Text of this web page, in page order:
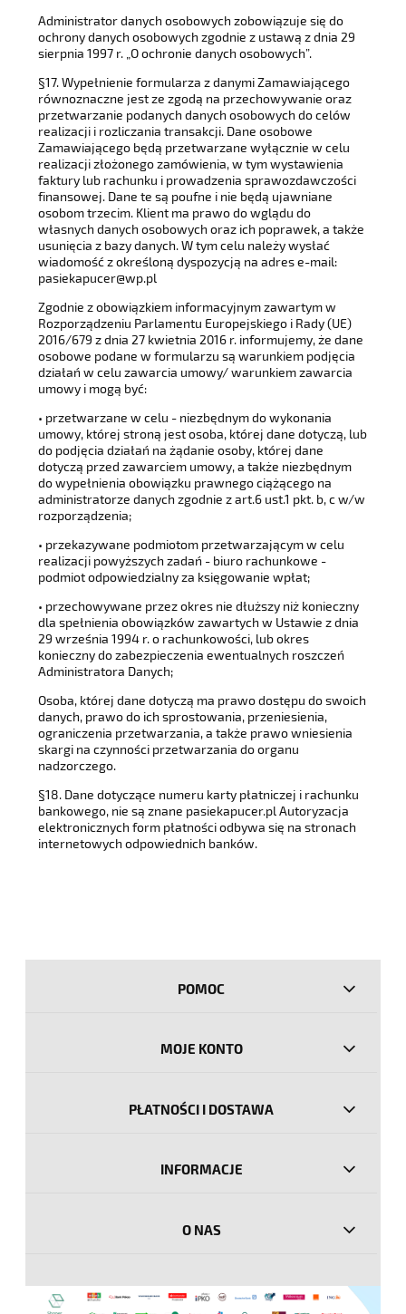
Administrator danych osobowych zobowiązuje się do
ochrony danych osobowych zgodnie z ustawą z dnia 29
sierpnia 1997 r. „O ochronie danych osobowych”.
§17. Wypełnienie formularza z danymi Zamawiającego
równoznaczne jest ze zgodą na przechowywanie oraz
przetwarzanie podanych danych osobowych do celów
realizacji i rozliczania transakcji. Dane osobowe
Zamawiającego będą przetwarzane wyłącznie w celu
realizacji złożonego zamówienia, w tym wystawienia
faktury lub rachunku i prowadzenia sprawozdawczości
finansowej. Dane te są poufne i nie będą ujawniane
osobom trzecim. Klient ma prawo do wglądu do
własnych danych osobowych oraz ich poprawek, a także
usunięcia z bazy danych. W tym celu należy wysłać
wiadomość z określoną dyspozycją na adres e-mail:
pasiekapucer@wp.pl
Zgodnie z obowiązkiem informacyjnym zawartym w
Rozporządzeniu Parlamentu Europejskiego i Rady (UE)
2016/679 z dnia 27 kwietnia 2016 r. informujemy, że dane
osobowe podane w formularzu są warunkiem podjęcia
działań w celu zawarcia umowy/ warunkiem zawarcia
umowy i mogą być:
• przetwarzane w celu - niezbędnym do wykonania
umowy, której stroną jest osoba, której dane dotyczą, lub
do podjęcia działań na żądanie osoby, której dane
dotyczą przed zawarciem umowy, a także niezbędnym
do wypełnienia obowiązku prawnego ciążącego na
administratorze danych zgodnie z art.6 ust.1 pkt. b, c w/w
rozporządzenia;
• przekazywane podmiotom przetwarzającym w celu
realizacji powyższych zadań - biuro rachunkowe -
podmiot odpowiedzialny za księgowanie wpłat;
• przechowywane przez okres nie dłuższy niż konieczny
dla spełnienia obowiązków zawartych w Ustawie z dnia
29 września 1994 r. o rachunkowości, lub okres
konieczny do zabezpieczenia ewentualnych roszczeń
Administratora Danych;
Osoba, której dane dotyczą ma prawo dostępu do swoich
danych, prawo do ich sprostowania, przeniesienia,
ograniczenia przetwarzania, a także prawo wniesienia
skargi na czynności przetwarzania do organu
nadzorczego.
§18. Dane dotyczące numeru karty płatniczej i rachunku
bankowego, nie są znane pasiekapucer.pl Autoryzacja
elektronicznych form płatności odbywa się na stronach
internetowych odpowiednich banków.
POMOC
MOJE KONTO
PŁATNOŚCI I DOSTAWA
INFORMACJE
O NAS